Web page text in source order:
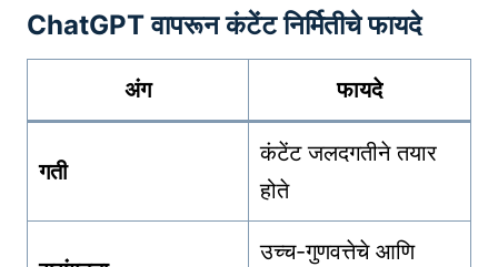
ChatGPT वापरून कंटेंट निर्मितीचे फायदे
अंग फायदे
गती
कंटेंट जलदगतीने तयार
होते
उच्च-गुणवत्तेचे आणि